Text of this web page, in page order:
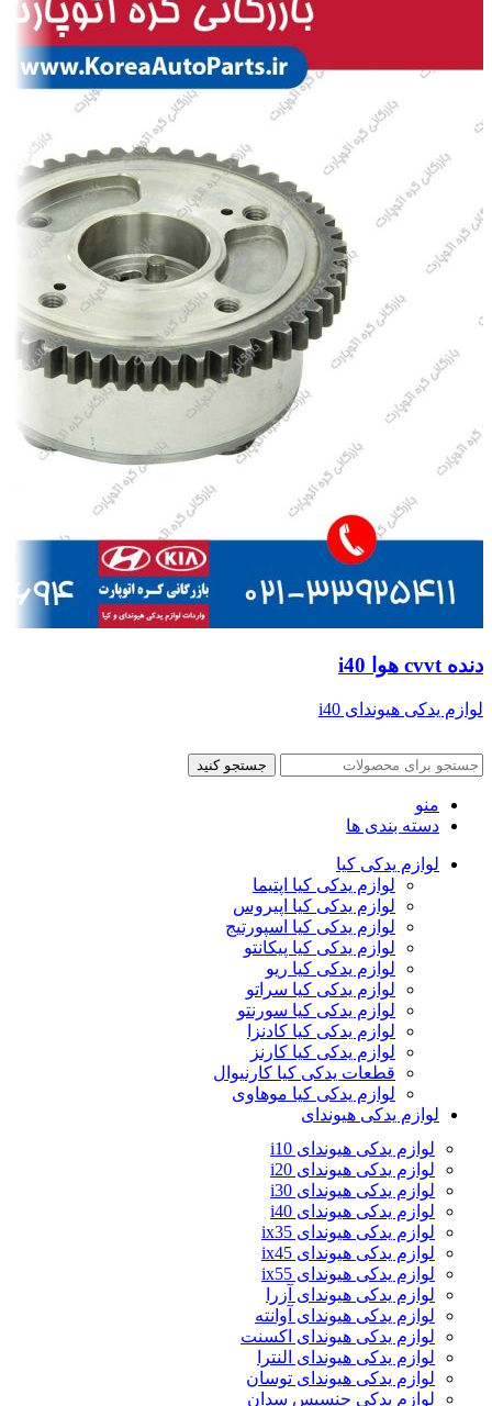
دنده cvvt هوا i40
لوازم یدکی هیوندای i40
جستجو کنید
منو
دسته بندی ها
لوازم یدکی کیا
لوازم یدکی کیا اپتیما
لوازم یدکی کیا اپیروس
لوازم یدکی کیا اسپورتیج
لوازم یدکی کیا پیکانتو
لوازم یدکی کیا ریو
لوازم یدکی کیا سراتو
لوازم یدکی کیا سورنتو
لوازم یدکی کیا کادنزا
لوازم یدکی کیا کارنز
قطعات یدکی کیا کارنیوال
لوازم یدکی کیا موهاوی
لوازم یدکی هیوندای
لوازم یدکی هیوندای i10
لوازم یدکی هیوندای i20
لوازم یدکی هیوندای i30
لوازم یدکی هیوندای i40
لوازم یدکی هیوندای ix35
لوازم یدکی هیوندای ix45
لوازم یدکی هیوندای ix55
لوازم یدکی هیوندای آزرا
لوازم یدکی هیوندای آوانته
لوازم یدکی هیوندای اکسنت
لوازم یدکی هیوندای النترا
لوازم یدکی هیوندای توسان
لوازم یدکی جنسیس سدان